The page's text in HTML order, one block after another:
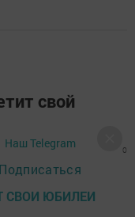
свой
1254 0
Наш Telegram
Подписаться